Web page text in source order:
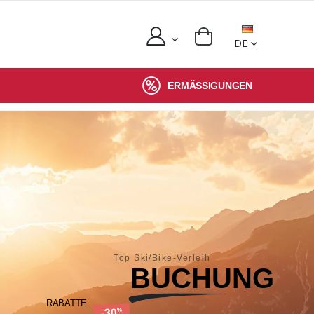
DE
ERMÄSSIGUNGEN
Top Ski/Bike-Verleih
BUCHUNG
RABATTE
%